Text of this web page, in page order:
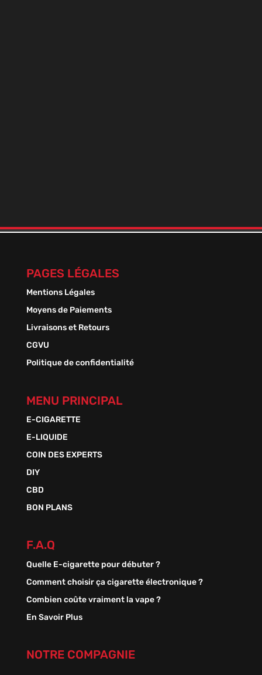
à
13,50 €
PAGES LÉGALES
Mentions Légales
Moyens de Paiements
Livraisons et Retours
CGVU
Politique de confidentialité
MENU PRINCIPAL
E-CIGARETTE
E-LIQUIDE
COIN DES EXPERTS
DIY
CBD
BON PLANS
F.A.Q
Quelle E-cigarette pour débuter ?
Comment choisir ça cigarette électronique ?
Combien coûte vraiment la vape ?
En Savoir Plus
NOTRE COMPAGNIE